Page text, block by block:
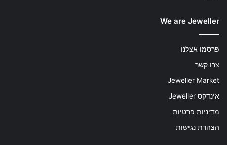
We are Jeweller
פרסמו אצלנו
צרו קשר
Jeweller Market
אינדקס Jeweller
מדיניות פרטיות
הצהרת נגישות